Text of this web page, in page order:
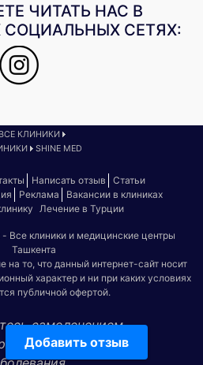
Добавить отзыв
ЧИТАТЬ НАС В
СЕТЯХ:
ВСЕ КЛИНИКИ
SHINE MED
Написать отзыв
Статьи
Реклама
Вакансии в клиниках
Лечение в Турции
Все клиники и медицинские центры
Ташкента
то, что данный интернет-сайт носит
характер и ни при каких условиях
публичной офертой.
самолечением.
признаках